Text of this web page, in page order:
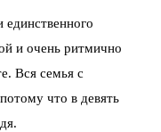
и очень ритмично
Вся семья с
что в девять